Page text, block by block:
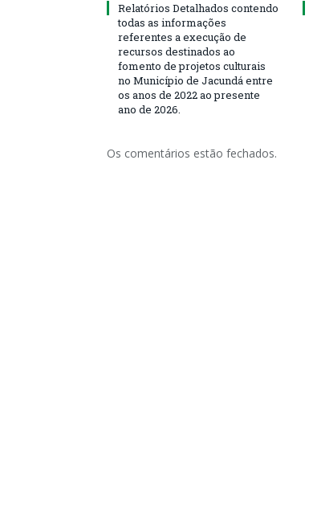
Relatórios Detalhados contendo
todas as informações
referentes a execução de
recursos destinados ao
fomento de projetos culturais
no Município de Jacundá entre
os anos de 2022 ao presente
ano de 2026.
Os comentários estão fechados.